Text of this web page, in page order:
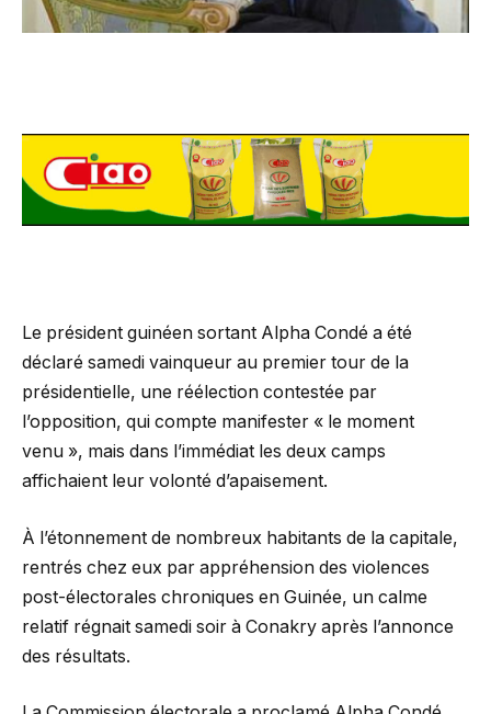
Le président guinéen sortant Alpha Condé a été
déclaré samedi vainqueur au premier tour de la
présidentielle, une réélection contestée par
l’opposition, qui compte manifester « le moment
venu », mais dans l’immédiat les deux camps
affichaient leur volonté d’apaisement.
À l’étonnement de nombreux habitants de la capitale,
rentrés chez eux par appréhension des violences
post-électorales chroniques en Guinée, un calme
relatif régnait samedi soir à Conakry après l’annonce
des résultats.